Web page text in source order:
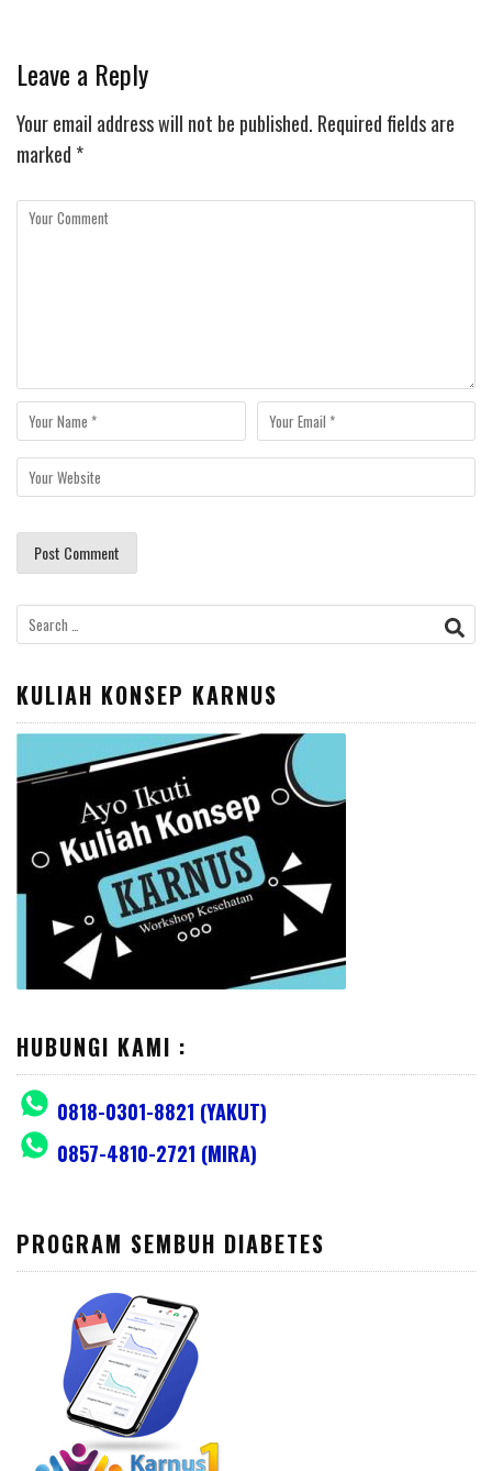
Leave a Reply
Your email address will not be published. Required fields are
marked *
Search
for:
KULIAH KONSEP KARNUS
HUBUNGI KAMI :
0818-0301-8821 (YAKUT)
0857-4810-2721 (MIRA)
PROGRAM SEMBUH DIABETES